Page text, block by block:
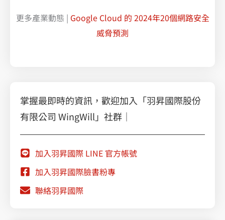
更多產業動態 | Google Cloud 的 2024年20個網路安全
威脅預測
掌握最即時的資訊，歡迎加入「羽昇國際股份
有限公司 WingWill」社群｜
加入羽昇國際 LINE 官方帳號
加入羽昇國際臉書粉專
聯絡羽昇國際